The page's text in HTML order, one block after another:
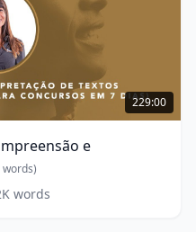
229:00
e
words)
words